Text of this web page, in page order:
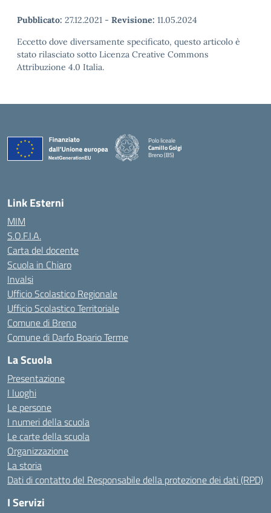
Pubblicato: 27.12.2021 - Revisione: 11.05.2024
Eccetto dove diversamente specificato, questo articolo è
stato rilasciato sotto Licenza Creative Commons
Attribuzione 4.0 Italia.
Polo liceale
Camillo Golgi
Breno (BS)
Link Esterni
MIM
S.O.F.I.A.
Carta del docente
Scuola in Chiaro
Invalsi
Ufficio Scolastico Regionale
Ufficio Scolastico Territoriale
Comune di Breno
Comune di Darfo Boario Terme
La Scuola
Presentazione
I luoghi
Le persone
I numeri della scuola
Le carte della scuola
Organizzazione
La storia
Dati di contatto del Responsabile della protezione dei dati (RPD)
I Servizi